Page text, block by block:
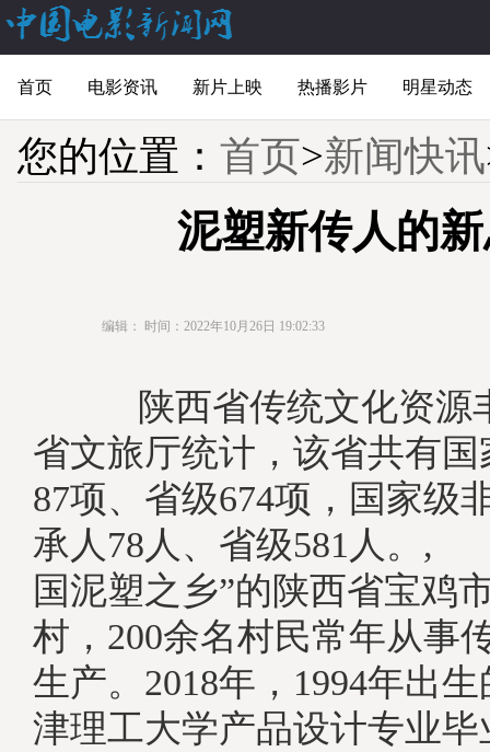
首页 电影资讯 新片上映 热播影片 明星动态
您的位置： 首页>新闻快讯
泥塑新传人的
编辑： 时间：2022年10月26日 19:02:33
陕西省传统文化资源
省文旅厅统计，该省共有
87项、省级674项，国家级
承人78人、省级581人。,
国泥塑之乡”的陕西省宝鸡
村，200余名村民常年从事
生产。2018年，1994年出
津理工大学产品设计专业